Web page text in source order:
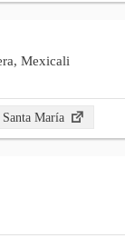
Mexicali
Santa María